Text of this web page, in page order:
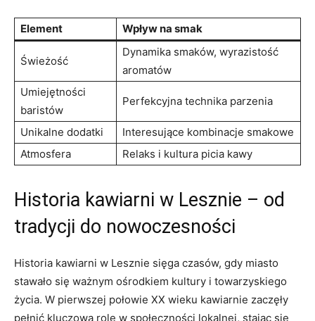
Element Wpływ na smak
Świeżość
Dynamika smaków, wyrazistość
aromatów
Umiejętności
baristów
Perfekcyjna technika parzenia
Unikalne dodatki
Interesujące kombinacje smakowe
Atmosfera
Relaks i kultura picia kawy
Historia kawiarni w Lesznie – od
tradycji do nowoczesności
Historia kawiarni w Lesznie sięga czasów, gdy miasto
stawało się ważnym ośrodkiem kultury i towarzyskiego
życia. W pierwszej połowie XX wieku kawiarnie zaczęły
pełnić kluczową rolę w społeczności lokalnej, stając się